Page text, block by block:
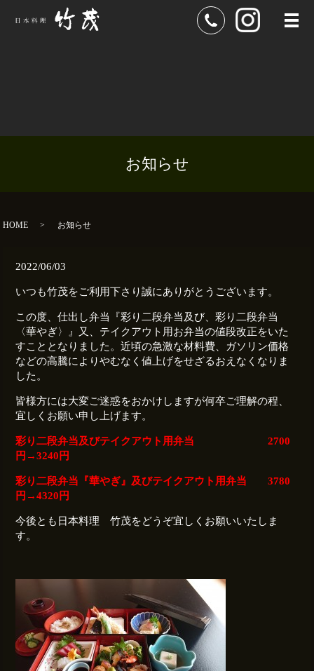
メ
お知らせ
HOME お知らせ
2022/06/03
いつも竹茂をご利用下さり誠にありがとうございます。
この度、仕出し弁当『彩り二段弁当及び、彩り二段弁当
〈華やぎ〉』又、テイクアウト用お弁当の値段改正をいた
すこととなりました。近頃の急激な材料費、ガソリン価格
などの高騰によりやむなく値上げをせざるおえなくなりま
した。
皆様方には大変ご迷惑をおかけしますが何卒ご理解の程、
宜しくお願い申し上げます。
彩り二段弁当及びテイクアウト用弁当 2700
円→3240円
彩り二段弁当『華やぎ』及びテイクアウト用弁当 3780
円→4320円
今後とも日本料理 竹茂をどうぞ宜しくお願いいたしま
す。